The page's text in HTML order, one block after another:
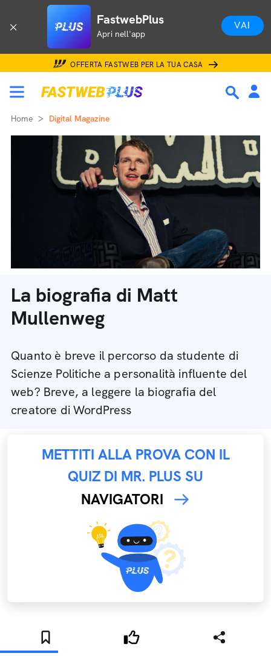
FastwebPlus
Apri nell'app
VAI
OFFERTA FASTWEB PER LA TUA CASA
Home Digital Magazine
La biografia di Matt
Mullenweg
Quanto è breve il percorso da studente di
Scienze Politiche a personalità influente del
web? Breve, a leggere la biografia del
creatore di WordPress
METTITI ALLA PROVA CON IL
QUIZ DI MR. PLUS SU
NAVIGATORI